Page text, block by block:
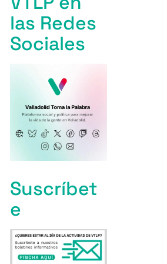
las Redes
Sociales
Suscríbet
e